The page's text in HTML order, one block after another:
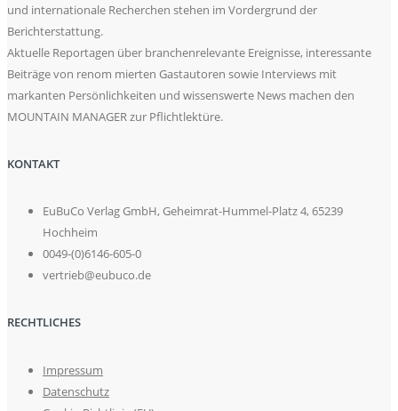
und internationale Recherchen stehen im Vordergrund der
Berichterstattung.
Aktuelle Reportagen über branchenrelevante Ereignisse, interessante
Beiträge von renom mierten Gastautoren sowie Interviews mit
markanten Persönlichkeiten und wissenswerte News machen den
MOUNTAIN MANAGER zur Pflichtlektüre.
KONTAKT
EuBuCo Verlag GmbH, Geheimrat-Hummel-Platz 4, 65239
Hochheim
0049-(0)6146-605-0
vertrieb@eubuco.de
RECHTLICHES
Impressum
Datenschutz